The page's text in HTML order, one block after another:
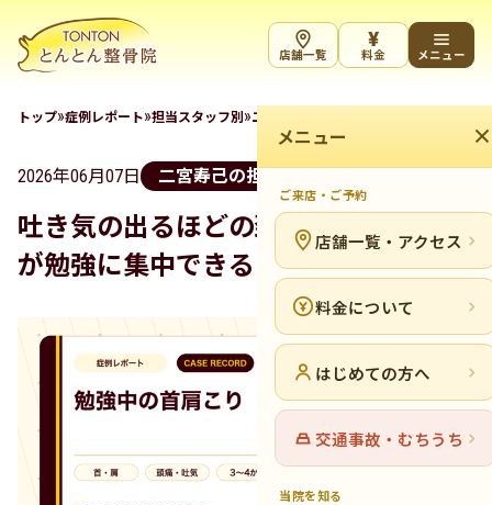
店舗一覧
¥
料金 メニュー
メニュー
ご来店・ご予約
店舗一覧・アクセス
料金について
はじめての方へ
交通事故・むちうち
当院を知る
トップ»症例レポート»担当スタッフ別 »二宮寿己の担当症例
2026年06月07日 二宮寿己の担当症例
吐き気の出るほどの頚肩の痛み、頭痛
が勉強に集中できるようになった